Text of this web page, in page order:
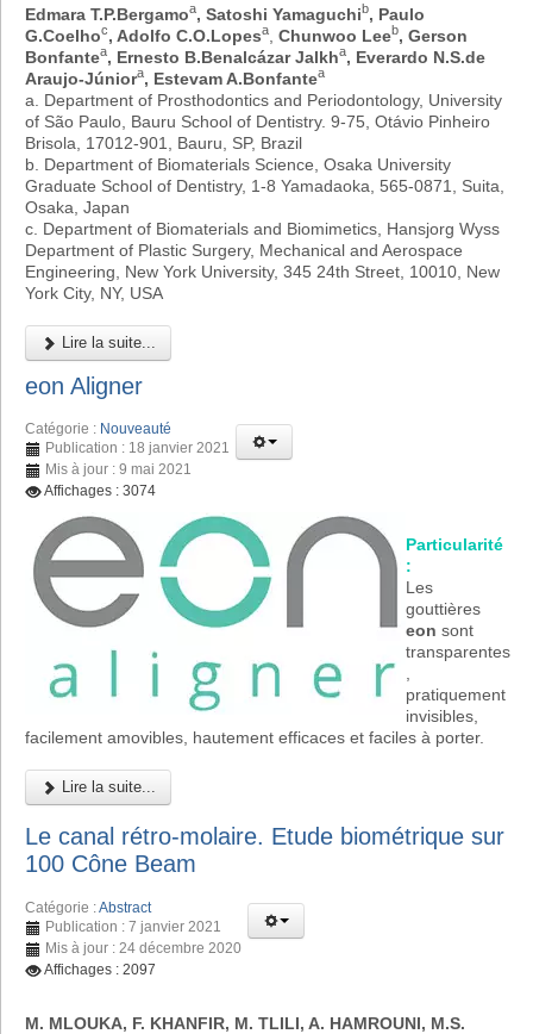
Edmara T.P.Bergamoa, Satoshi Yamaguchib, Paulo
G.Coelhoc, Adolfo C.O.Lopesa Chunwoo Leeb, Gerson
Bonfantea, Ernesto B.Benalcázar Jalkha, Everardo N.S.de
Araujo-Júniora, Estevam A.Bonfantea
a. Department of Prosthodontics and Periodontology, University
of São Paulo, Bauru School of Dentistry. 9-75, Otávio Pinheiro
Brisola, 17012-901, Bauru, SP, Brazil
b. Department of Biomaterials Science, Osaka University
Graduate School of Dentistry, 1-8 Yamadaoka, 565-0871, Suita,
Osaka, Japan
c. Department of Biomaterials and Biomimetics, Hansjorg Wyss
Department of Plastic Surgery, Mechanical and Aerospace
Engineering, New York University, 345 24th Street, 10010, New
York City, NY, USA
Lire la suite...
eon Aligner
Catégorie : Nouveauté
Publication : 18 janvier 2021
Mis à jour : 9 mai 2021
Affichages : 3074
Particularité
:
Les
gouttières
eon sont
transparentes
,
pratiquement
invisibles,
facilement amovibles, hautement efficaces et faciles à porter.
Lire la suite...
Le canal rétro-molaire. Etude biométrique sur
100 Cône Beam
Catégorie :Abstract
Publication : 7 janvier 2021
Mis à jour : 24 décembre 2020
Affichages : 2097
M. MLOUKA, F. KHANFIR, M. TLILI, A. HAMROUNI, M.S.